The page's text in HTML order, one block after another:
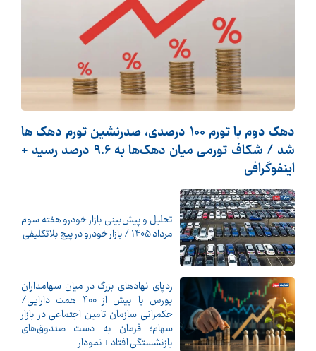
دهک دوم با تورم 100 درصدی، صدرنشین تورم دهک ها
شد / شکاف تورمی میان دهک‌ها به 9.6 درصد رسید +
اینفوگرافی
تحلیل و پیش‌بینی بازار خودرو هفته سوم
مرداد 1405 / بازار خودرو در پیچ بلاتکلیفی
ردپای نهادهای بزرگ در میان سهامداران
بورس با بیش از 400 همت دارایی/
حکمرانی سازمان تامین اجتماعی در بازار
سهام؛ فرمان به دست صندوق‌های
بازنشستگی افتاد + نمودار